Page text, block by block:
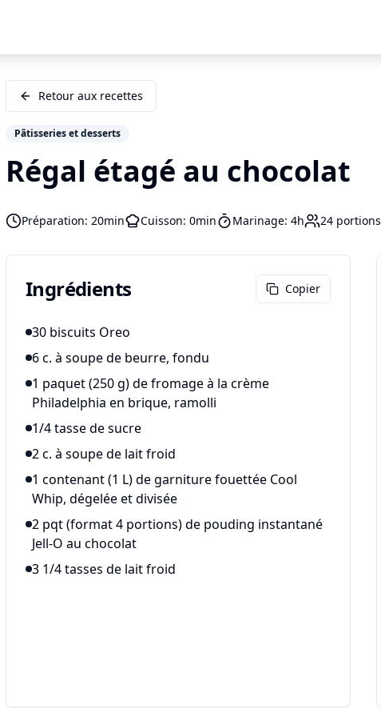
Retour aux recettes
Pâtisseries et desserts
Régal étagé au chocolat
Préparation: 20min Cuisson: 0min Marinage: 4h 24 portions
Ingrédients Copier
30 biscuits Oreo
6 c. à soupe de beurre, fondu
1 paquet (250 g) de fromage à la crème
Philadelphia en brique, ramolli
1/4 tasse de sucre
2 c. à soupe de lait froid
1 contenant (1 L) de garniture fouettée Cool
Whip, dégelée et divisée
2 pqt (format 4 portions) de pouding instantané
Jell-O au chocolat
3 1/4 tasses de lait froid